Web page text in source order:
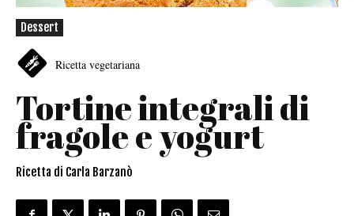
Dessert
Ricetta vegetariana
Tortine integrali di
fragole e yogurt
Ricetta di Carla Barzanò